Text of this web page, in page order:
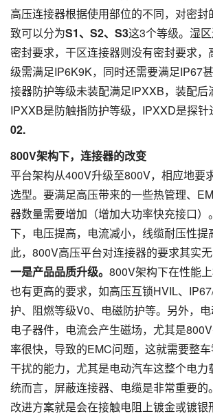
高压连接器根据使用部位的不同，对密封
致可以分为S1、S2、S3这3个等级。湿
密封要求，干区连接器则没有密封要求
级需满足IP6K9K，同时还需要满足IP67
接器防护等级未装配满足IPXXB，装配后
IPXXB是防触指防护等级，IPXXD是探针
02.
800V架构下，连接器的改变
平台架构从400V升级至800V，相应地要
选型。要满足高压带来的一些热管理、
器数量需要增加（增加大功率快充接口）
下，电压提高，电流减小，线缆耐压性提
此，800V高压平台对连接器的要求其实无
一是产品品质升级。 800V架构下在性能
也有更高的要求，如高压互锁HVIL、
护、阻燃等级V0、电磁防护等。另外，
电子器件，电流会产生磁场，尤其是
率很快，导致的EMC问题，这就需要整
干扰的能力，尤其是电动汽车这整个电力
统而言，屏蔽连接器、电缆是非常重要的。
改进方案就是会在接触电阻上镀金或镀银